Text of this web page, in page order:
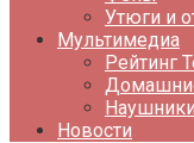
Утюги и
Мультимедиа
Рейтинг
Наушники
Новости